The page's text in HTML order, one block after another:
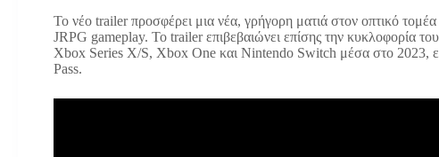
Το νέο trailer προσφέρει μια νέα, γρήγορη ματιά στον οπτικό
JRPG gameplay. Το trailer επιβεβαιώνει επίσης την κυκλοφορία
Xbox Series X/S, Xbox One και Nintendo Switch μέσα στο 2023,
Pass.